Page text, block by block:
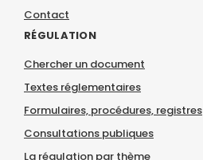
Contact
RÉGULATION
Chercher un document
Textes réglementaires
Formulaires, procédures, registres
Consultations publiques
La régulation par thème